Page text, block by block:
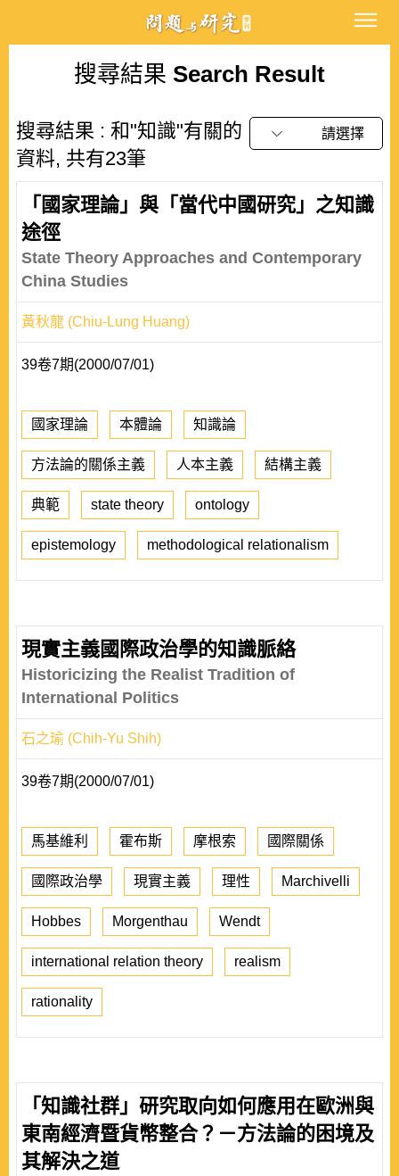
搜尋結果 Search Result
搜尋結果 : 和"知識"有關的
資料, 共有23筆
請選擇
「國家理論」與「當代中國研究」之知識
途徑
State Theory Approaches and Contemporary
China Studies
黃秋龍 (Chiu-Lung Huang)
39卷7期(2000/07/01)
國家理論 本體論 知識論
方法論的關係主義 人本主義 結構主義
典範 state theory ontology
epistemology methodological relationalism
現實主義國際政治學的知識脈絡
Historicizing the Realist Tradition of
International Politics
石之瑜 (Chih-Yu Shih)
39卷7期(2000/07/01)
馬基維利 霍布斯 摩根索 國際關係
國際政治學 現實主義 理性 Marchivelli
Hobbes Morgenthau Wendt
international relation theory realism
rationality
「知識社群」研究取向如何應用在歐洲與
東南經濟暨貨幣整合？－方法論的困境及
其解決之道